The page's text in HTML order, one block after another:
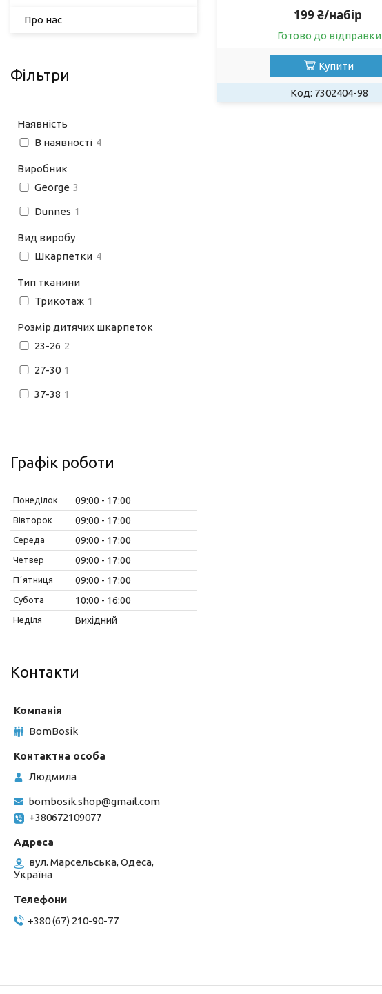
199 ₴/набір
Готово до відправки
Купити
7302404-98
Про нас
Фільтри
Наявність
В наявності 4
Виробник
George 3
Dunnes 1
Вид виробу
Шкарпетки 4
Тип тканини
Трикотаж 1
Розмір дитячих шкарпеток
23-26 2
27-30 1
37-38 1
Графік роботи
Понеділок 09:00 17:00
Вівторок 09:00 17:00
Середа 09:00 17:00
Четвер 09:00 17:00
Пʼятниця 09:00 17:00
Субота 10:00 16:00
Неділя Вихідний
Контакти
BomBosik
Людмила
bombosik.shop@gmail.com
+380672109077
вул. Марсельська, Одеса,
Україна
+380 (67) 210-90-77